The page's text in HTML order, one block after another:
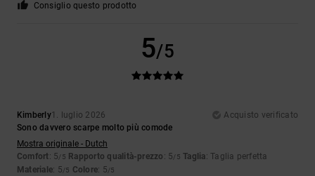
Consiglio questo prodotto
5/5
Kimberly1. luglio 2026
Acquisto verificato
Sono davvero scarpe molto più comode
Mostra originale - Dutch
Comfort: 5/5 Rapporto qualità-prezzo : 5/5 Taglia: Taglia perfetta
Materiale: 5/5 Colore: 5/5